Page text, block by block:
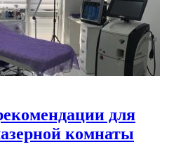
для
комнаты